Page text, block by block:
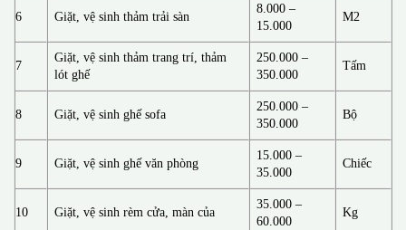
6 Giặt, vệ sinh thảm trải sàn
8.000 –
15.000
M2
7
Giặt, vệ sinh thảm trang trí, thảm
lót ghế
250.000 –
350.000
Tấm
8 Giặt, vệ sinh ghế sofa
250.000 –
350.000
Bộ
9 Giặt, vệ sinh ghế văn phòng
15.000 –
35.000
Chiếc
10 Giặt, vệ sinh rèm cửa, màn của
35.000 –
60.000
Kg